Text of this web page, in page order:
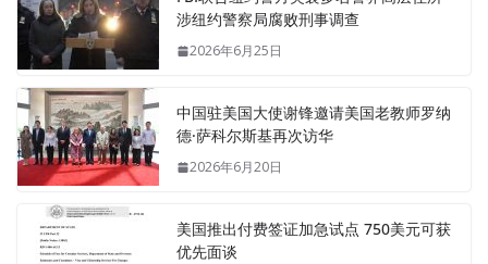
涉纽约警察局腐败刑事调查
2026年6月25日
中国驻美国大使谢锋邀请美国老教师罗纳
德·萨科尔斯基再次访华
2026年6月20日
美国推出付费签证加急试点 750美元可获
优先面谈